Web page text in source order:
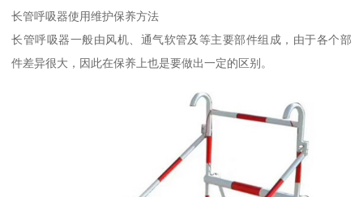
长管呼吸器使用维护保养方法
长管呼吸器一般由风机、通气软管及等主要部件组成，由于各个部
件差异很大，因此在保养上也是要做出一定的区别。